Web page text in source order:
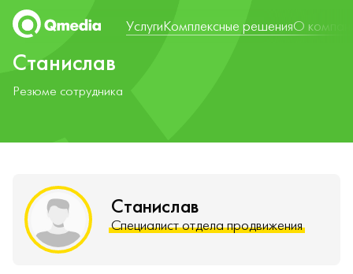
УслугиКомплексные решенияО
Станислав
Резюме сотрудникa
Станислав
Специалист отдела продвижения